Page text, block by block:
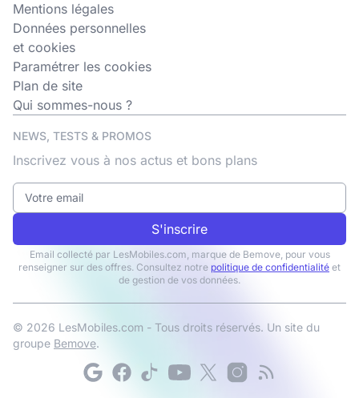
Mentions légales
Données personnelles
et cookies
Paramétrer les cookies
Plan de site
Qui sommes-nous ?
NEWS, TESTS & PROMOS
Inscrivez vous à nos actus et bons plans
S'inscrire
Email collecté par LesMobiles.com, marque de Bemove, pour vous
renseigner sur des offres. Consultez notre politique de confidentialité et
de gestion de vos données.
© 2026 LesMobiles.com - Tous droits réservés. Un site du
groupe Bemove.